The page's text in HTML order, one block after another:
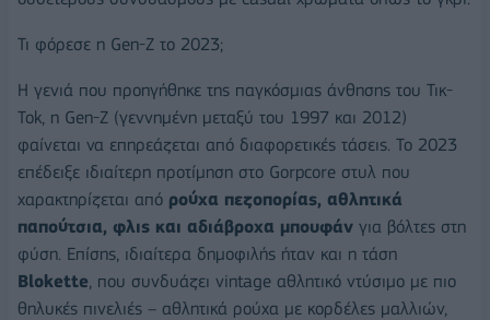
Τι φόρεσε η Gen-Z το 2023;
Η γενιά που προηγήθηκε της παγκόσμιας άνθησης του Τικ-
Tok, η Gen-Z (γεννημένη μεταξύ του 1997 και 2012)
φαίνεται να επηρεάζεται από διαφορετικές τάσεις. Το 2023
επέδειξε ιδιαίτερη προτίμηση στο Gorpcore στυλ που
χαρακτηρίζεται από ρούχα πεζοπορίας, αθλητικά
παπούτσια, φλις και αδιάβροχα μπουφάν για βόλτες στη
φύση. Επίσης, ιδιαίτερα δημοφιλής ήταν και η τάση
Blokette, που συνδυάζει vintage αθλητικό ντύσιμο με πιο
θηλυκές πινελιές – αθλητικά ρούχα με κορδέλες μαλλιών,